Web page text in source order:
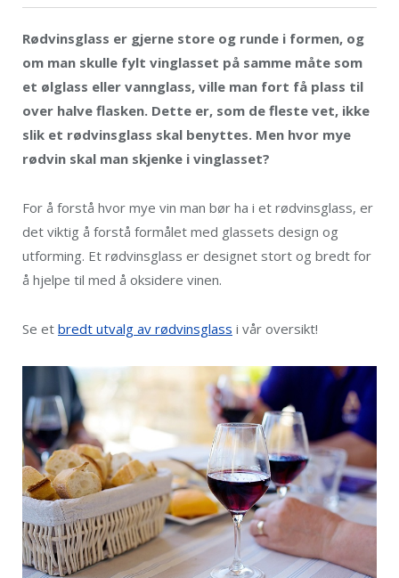
Rødvinsglass er gjerne store og runde i formen, og
om man skulle fylt vinglasset på samme måte som
et ølglass eller vannglass, ville man fort få plass til
over halve flasken. Dette er, som de fleste vet, ikke
slik et rødvinsglass skal benyttes. Men hvor mye
rødvin skal man skjenke i vinglasset?
For å forstå hvor mye vin man bør ha i et rødvinsglass, er
det viktig å forstå formålet med glassets design og
utforming. Et rødvinsglass er designet stort og bredt for
å hjelpe til med å oksidere vinen.
Se et bredt utvalg av rødvinsglass i vår oversikt!